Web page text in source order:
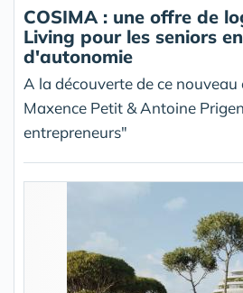
COSIMA : une offre de
Living pour les seniors
d'autonomie
A la découverte de ce
Maxence Petit & Antoine
entrepreneurs"